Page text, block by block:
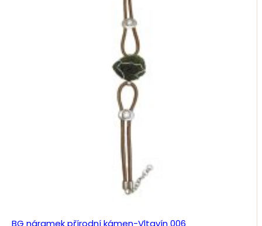
BG náramek přírodní kámen-Vltavín 006